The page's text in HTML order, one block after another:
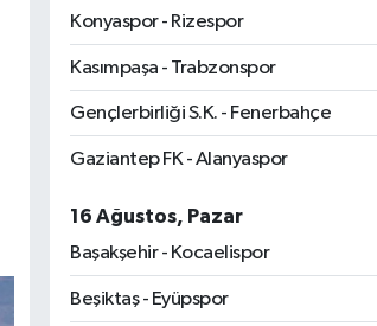
Konyaspor - Rizespor
Kasımpaşa - Trabzonspor
Gençlerbirliği S.K. - Fenerbahçe
Gaziantep FK - Alanyaspor
16 Ağustos, Pazar
Başakşehir - Kocaelispor
Beşiktaş - Eyüpspor